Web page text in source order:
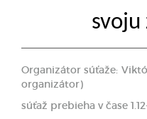
svoju
Organizátor súťaže:
organizátor)
súťaž prebieha v čase